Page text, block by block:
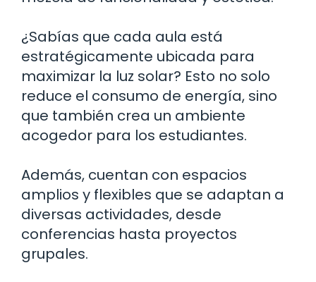
¿Sabías que cada aula está
estratégicamente ubicada para
maximizar la luz solar? Esto no solo
reduce el consumo de energía, sino
que también crea un ambiente
acogedor para los estudiantes.
Además, cuentan con espacios
amplios y flexibles que se adaptan a
diversas actividades, desde
conferencias hasta proyectos
grupales.